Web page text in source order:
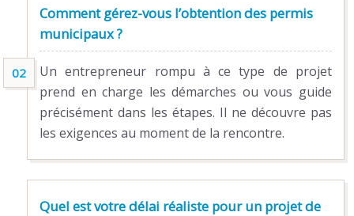
Comment gérez-vous l’obtention des permis
municipaux ?
Un entrepreneur rompu à ce type de projet
prend en charge les démarches ou vous guide
précisément dans les étapes. Il ne découvre pas
les exigences au moment de la rencontre.
Quel est votre délai réaliste pour un projet de